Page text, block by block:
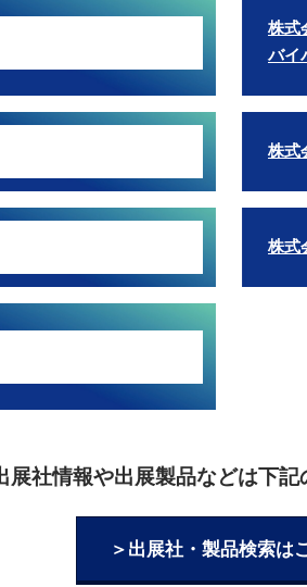
株式
バイ
株式
株式
社情報や出展製品などは下記
＞出展社・製品検索は